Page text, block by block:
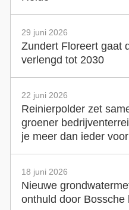
29 juni 2026
Zundert Floreert gaat
verlengd tot 2030
22 juni 2026
Reinierpolder zet
groener
je meer dan ieder voor
18 juni 2026
Nieuwe
onthuld door Bossche